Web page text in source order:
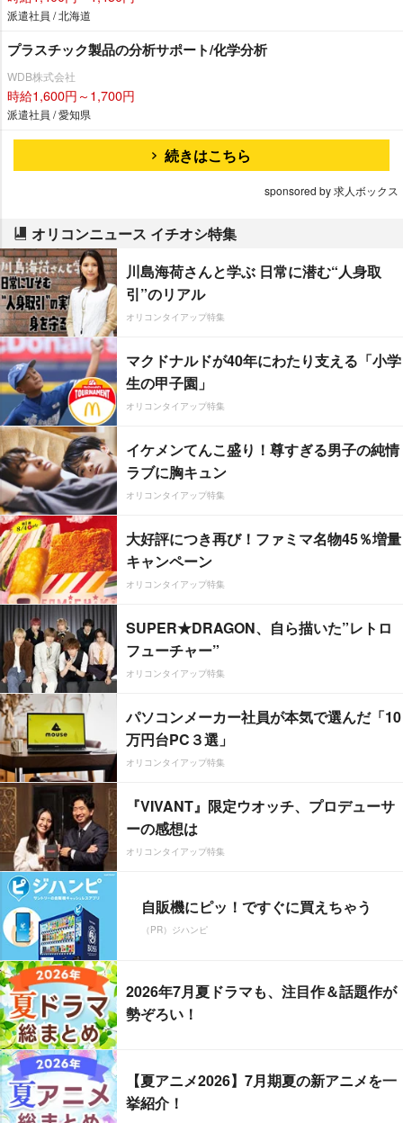
派遣社員 / 北海道
プラスチック製品の分析サポート/化学分析
WDB株式会社
時給1,600円～1,700円
派遣社員 / 愛知県
続きはこちら
sponsored by 求人ボックス
オリコンニュース イチオシ特集
川島海荷さんと学ぶ 日常に潜む“人身取
引”のリアル
オリコンタイアップ特集
マクドナルドが40年にわたり支える「小学
生の甲子園」
オリコンタイアップ特集
イケメンてんこ盛り！尊すぎる男子の純情
ラブに胸キュン
オリコンタイアップ特集
大好評につき再び！ファミマ名物45％増量
キャンペーン
オリコンタイアップ特集
SUPER★DRAGON、自ら描いた”レトロ
フューチャー”
オリコンタイアップ特集
パソコンメーカー社員が本気で選んだ「10
万円台PC３選」
オリコンタイアップ特集
『VIVANT』限定ウオッチ、プロデューサ
ーの感想は
オリコンタイアップ特集
自販機にピッ！ですぐに買えちゃう
（PR）ジハンピ
2026年7月夏ドラマも、注目作＆話題作が
勢ぞろい！
【夏アニメ2026】7月期夏の新アニメを一
挙紹介！